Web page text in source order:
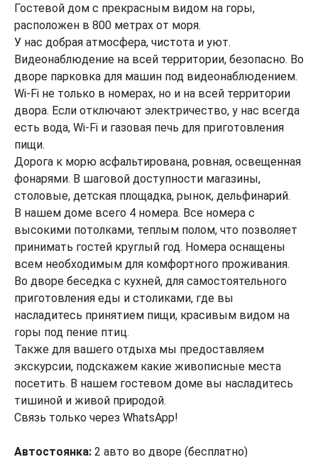
Гостевой дом с прекрасным видом на горы,
расположен в 800 метрах от моря.
У нас добрая атмосфера, чистота и уют.
Видеонаблюдение на всей территории, безопасно. Во
дворе парковка для машин под видеонаблюдением.
Wi-Fi не только в номерах, но и на всей территории
двора. Если отключают электричество, у нас всегда
есть вода, Wi-Fi и газовая печь для приготовления
пищи.
Дорога к морю асфальтирована, ровная, освещенная
фонарями. В шаговой доступности магазины,
столовые, детская площадка, рынок, дельфинарий.
В нашем доме всего 4 номера. Все номера с
высокими потолками, теплым полом, что позволяет
принимать гостей круглый год. Номера оснащены
всем необходимым для комфортного проживания.
Во дворе беседка с кухней, для самостоятельного
приготовления еды и столиками, где вы
насладитесь принятием пищи, красивым видом на
горы под пение птиц.
Также для вашего отдыха мы предоставляем
экскурсии, подскажем какие живописные места
посетить. В нашем гостевом доме вы насладитесь
тишиной и живой природой.
Связь только через WhatsApp!
Автостоянка: 2 авто во дворе (бесплатно)